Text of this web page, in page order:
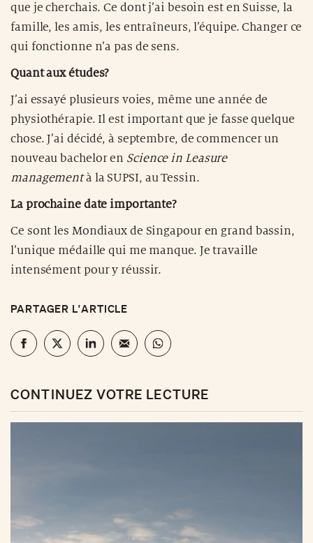
que je cherchais. Ce dont j’ai besoin est en Suisse, la
famille, les amis, les entraîneurs, l’équipe. Changer ce
qui fonctionne n’a pas de sens.
Quant aux études?
J’ai essayé plusieurs voies, même une année de
physiothérapie. Il est important que je fasse quelque
chose. J’ai décidé, à septembre, de commencer un
nouveau bachelor en Science in Leasure
managementà la SUPSI, au Tessin.
La prochaine date importante?
Ce sont les Mondiaux de Singapour en grand bassin,
l’unique médaille qui me manque. Je travaille
intensément pour y réussir.
PARTAGER L'ARTICLE
CONTINUEZ VOTRE LECTURE